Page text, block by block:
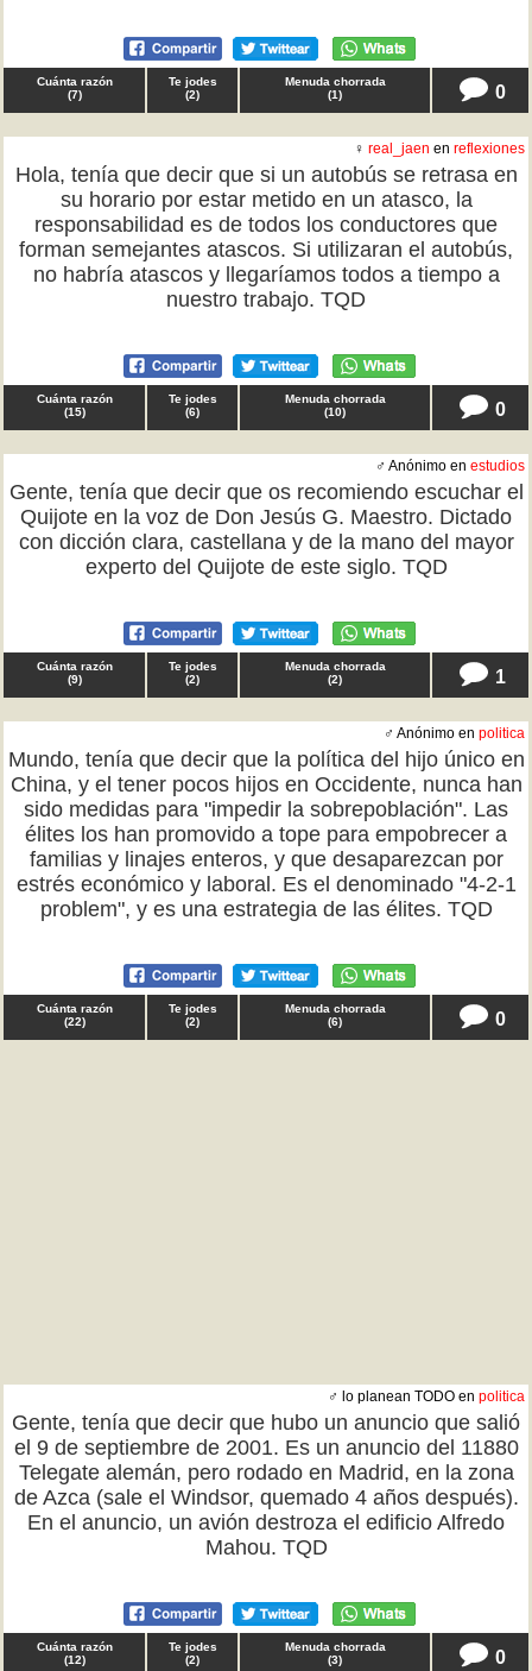
Cuánta razón
(7)
Te jodes
(2)
Menuda chorrada
(1) 0
♀ real_jaen en reflexiones
Hola, tenía que decir que si un autobús se retrasa en
su horario por estar metido en un atasco, la
responsabilidad es de todos los conductores que
forman semejantes atascos. Si utilizaran el autobús,
no habría atascos y llegaríamos todos a tiempo a
nuestro trabajo. TQD
Cuánta razón
(15)
Te jodes
(6)
Menuda chorrada
(10) 0
♂ Anónimo en estudios
Gente, tenía que decir que os recomiendo escuchar el
Quijote en la voz de Don Jesús G. Maestro. Dictado
con dicción clara, castellana y de la mano del mayor
experto del Quijote de este siglo. TQD
Cuánta razón
(9)
Te jodes
(2)
Menuda chorrada
(2) 1
♂ Anónimo en politica
Mundo, tenía que decir que la política del hijo único en
China, y el tener pocos hijos en Occidente, nunca han
sido medidas para "impedir la sobrepoblación". Las
élites los han promovido a tope para empobrecer a
familias y linajes enteros, y que desaparezcan por
estrés económico y laboral. Es el denominado "4-2-1
problem", y es una estrategia de las élites. TQD
Cuánta razón
(22)
Te jodes
(2)
Menuda chorrada
(6) 0
♂ lo planean TODO en politica
Gente, tenía que decir que hubo un anuncio que salió
el 9 de septiembre de 2001. Es un anuncio del 11880
Telegate alemán, pero rodado en Madrid, en la zona
de Azca (sale el Windsor, quemado 4 años después).
En el anuncio, un avión destroza el edificio Alfredo
Mahou. TQD
Cuánta razón
(12)
Te jodes
(2)
Menuda chorrada
(3) 0